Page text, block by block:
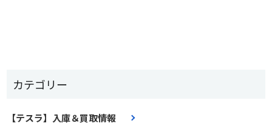
カテゴリー
【テスラ】入庫＆買取情報